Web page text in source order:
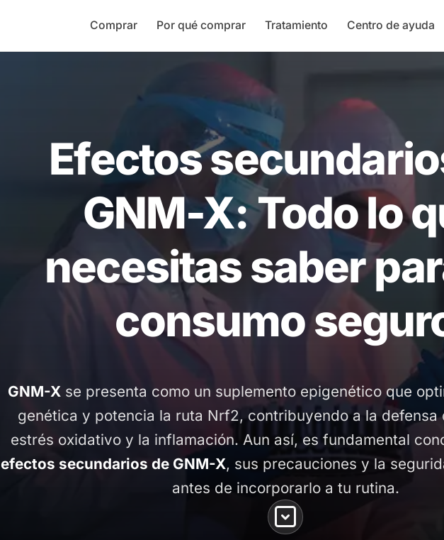
Comprar Por qué comprar Tratamiento Centro de ayuda
Efectos
GNM-X: Todo lo
necesitas saber
consumo
GNM-X se presenta como un suplemento epigenético que
genética y potencia la ruta Nrf2, contribuyendo a la defensa
estrés oxidativo y la inflamación. Aun así, es fundamental
efectos secundarios de GNM-X, sus precauciones y la
antes de incorporarlo a tu rutina.